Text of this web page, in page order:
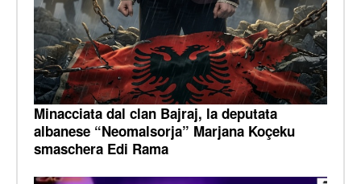
Minacciata dal clan Bajraj, la deputata
albanese “Neomalsorja” Marjana Koçeku
smaschera Edi Rama